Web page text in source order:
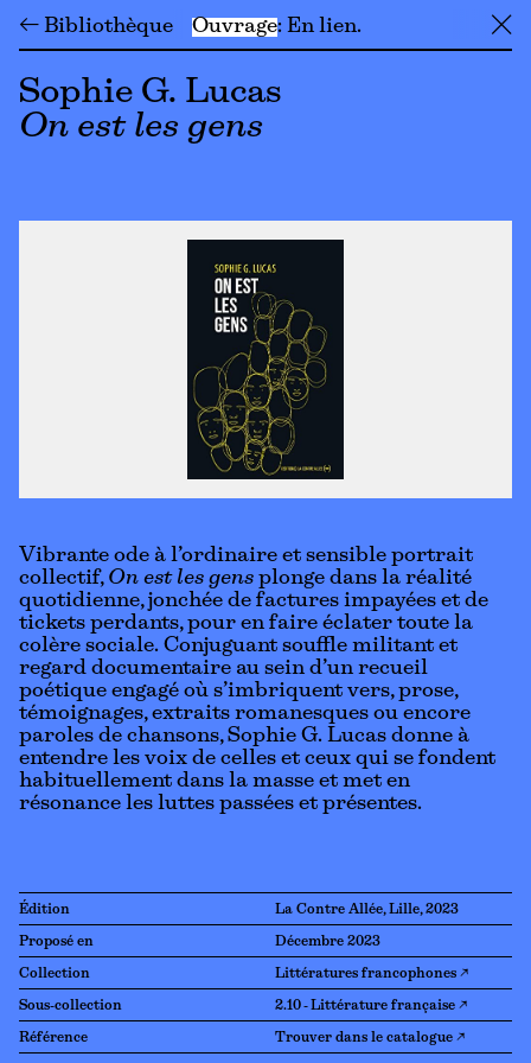
← Bibliothèque Ouvrage En lien ╳
Sophie G. Lucas
On est les gens
Vibrante ode à l’ordinaire et sensible portrait
collectif, On est les gens plonge dans la réalité
quotidienne, jonchée de factures impayées et de
tickets perdants, pour en faire éclater toute la
colère sociale. Conjuguant souffle militant et
regard documentaire au sein d’un recueil
poétique engagé où s’imbriquent vers, prose,
témoignages, extraits romanesques ou encore
paroles de chansons, Sophie G. Lucas donne à
entendre les voix de celles et ceux qui se fondent
habituellement dans la masse et met en
résonance les luttes passées et présentes.
Édition La Contre Allée, Lille, 2023
Proposé en Décembre 2023
Collection Littératures francophones ↗
Sous-collection 2.10 - Littérature française ↗
Référence Trouver dans le catalogue ↗